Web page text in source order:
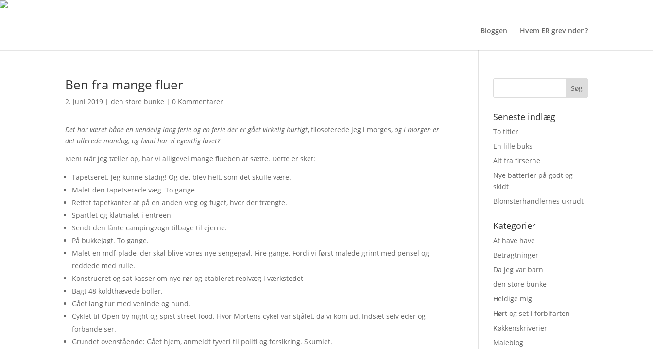
Bloggen Hvem ER grevinden?
Ben fra mange fluer
2. juni 2019 |den store bunke |0 Kommentarer
Det har været både en uendelig lang ferie og en ferie der er gået virkelig hurtigt, filosoferede jeg i morges,og i morgen er
det allerede mandag, og hvad har vi egentlig lavet?
Men! Når jeg tæller op, har vi alligevel mange flueben at sætte. Dette er sket:
Tapetseret. Jeg kunne stadig! Og det blev helt, som det skulle være.
Malet den tapetserede væg. To gange.
Rettet tapetkanter af på en anden væg og fuget, hvor der trængte.
Spartlet og klatmalet i entreen.
Sendt den lånte campingvogn tilbage til ejerne.
På bukkejagt. To gange.
Malet en mdf-plade, der skal blive vores nye sengegavl. Fire gange. Fordi vi først malede grimt med pensel og
reddede med rulle.
Konstrueret og sat kasser om nye rør og etableret reolvæg i værkstedet
Bagt 48 koldthævede boller.
Gået lang tur med veninde og hund.
Cyklet til Open by night og spist street food. Hvor Mortens cykel var stjålet, da vi kom ud. Indsæt selv eder og
forbandelser.
Grundet ovenstående: Gået hjem, anmeldt tyveri til politi og forsikring. Skumlet.
Seneste indlæg
To titler
En lille buks
Alt fra firserne
Nye batterier på godt og
skidt
Blomsterhandlernes ukrudt
Kategorier
At have have
Betragtninger
Da jeg var barn
den store bunke
Heldige mig
Hørt og set i forbifarten
Køkkenskriverier
Maleblog